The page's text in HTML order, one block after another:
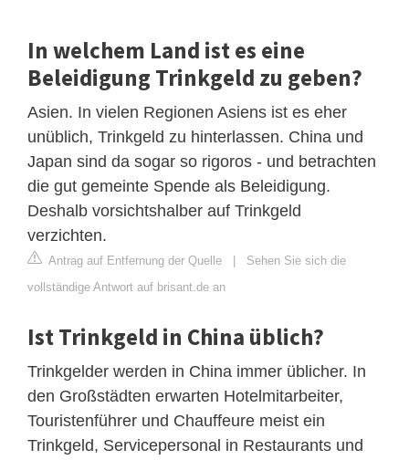
In welchem Land ist es eine
Beleidigung Trinkgeld zu geben?
Asien. In vielen Regionen Asiens ist es eher
unüblich, Trinkgeld zu hinterlassen. China und
Japan sind da sogar so rigoros - und betrachten
die gut gemeinte Spende als Beleidigung.
Deshalb vorsichtshalber auf Trinkgeld
verzichten.
Antrag auf Entfernung der Quelle | Sehen Sie sich die
vollständige Antwort auf brisant.de an
Ist Trinkgeld in China üblich?
Trinkgelder werden in China immer üblicher. In
den Großstädten erwarten Hotelmitarbeiter,
Touristenführer und Chauffeure meist ein
Trinkgeld, Servicepersonal in Restaurants und